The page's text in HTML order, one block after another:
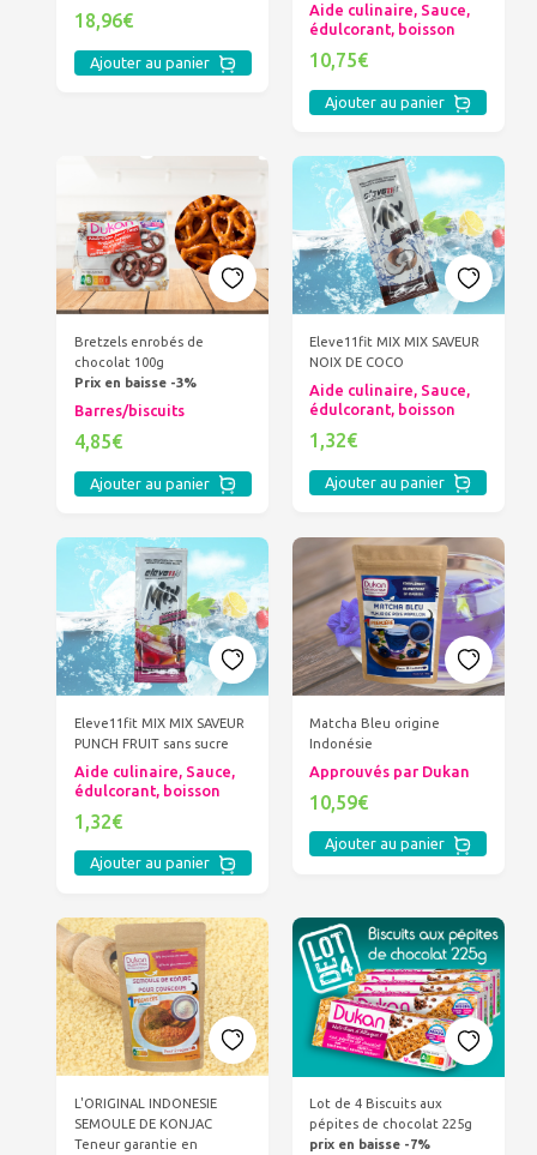
18,96€
Ajouter au panier
Aide culinaire, Sauce,
édulcorant, boisson
10,75€
Ajouter au panier
Bretzels enrobés de
chocolat 100g
Prix en baisse -3%
Barres/biscuits
4,85€
Ajouter au panier
Eleve11fit MIX MIX SAVEUR
NOIX DE COCO
Aide culinaire, Sauce,
édulcorant, boisson
1,32€
Ajouter au panier
Eleve11fit MIX MIX SAVEUR
PUNCH FRUIT sans sucre
Aide culinaire, Sauce,
édulcorant, boisson
1,32€
Ajouter au panier
Matcha Bleu origine
Indonésie
Approuvés par Dukan
10,59€
Ajouter au panier
L'ORIGINAL INDONESIE
SEMOULE DE KONJAC
Teneur garantie en
Lot de 4 Biscuits aux
pépites de chocolat 225g
prix en baisse -7%